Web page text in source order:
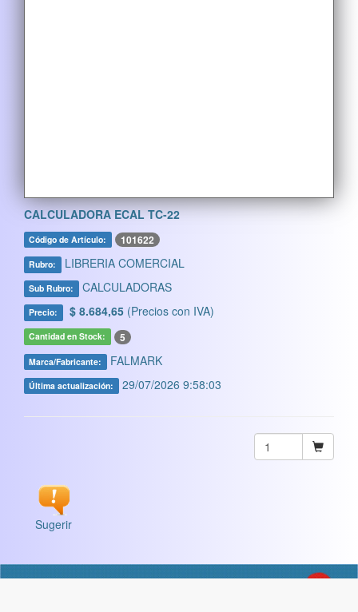
CALCULADORA ECAL TC-22
Código de Artículo: 101622
Rubro: LIBRERIA COMERCIAL
Sub Rubro: CALCULADORAS
Precio: $ 8.684,65 (Precios con IVA)
Cantidad en Stock: 5
Marca/Fabricante: FALMARK
Última actualización: 29/07/2026 9:58:03
Sugerir